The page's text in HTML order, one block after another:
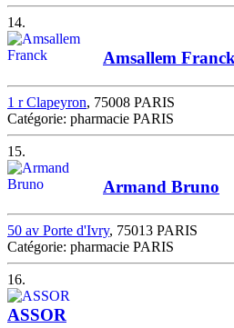
14.
Amsallem Franck
1 r Clapeyron, 75008 PARIS
Catégorie: pharmacie PARIS
15.
Armand Bruno
50 av Porte d'Ivry, 75013 PARIS
Catégorie: pharmacie PARIS
16.
ASSOR